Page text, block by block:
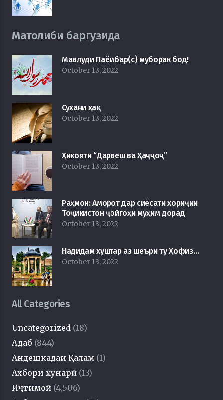
Матолиби баргузида
Мавлуди Паёмбар(с) муборак бод!
October 13, 2022
Сухани ҳақ
October 13, 2022
Ҳикояти “Дарвеш ва Ҳаҷҷоҷ”
October 13, 2022
Раҳмон: Аморот дар сиёсати хориҷии
Тоҷикистон ҷойгоҳи муҳим дорад
October 13, 2022
Надидам хуштар аз шеъри ту Ҳофиз…
October 13, 2022
All Categories
Uncategorized (18)
Адаб (844)
Андешкадаи Қалам (1)
Ахбори ҳунарӣ (13)
Иҷтимоӣ (4,506)